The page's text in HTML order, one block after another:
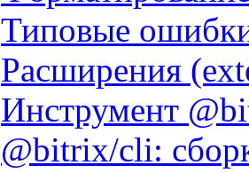
Типовые
Расширения
Инструмент
@bitrix/cli: